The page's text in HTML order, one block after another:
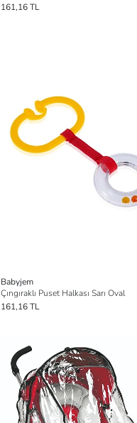
161,16 TL
Babyjem
Çıngıraklı Puset Halkası Sarı Oval
161,16 TL